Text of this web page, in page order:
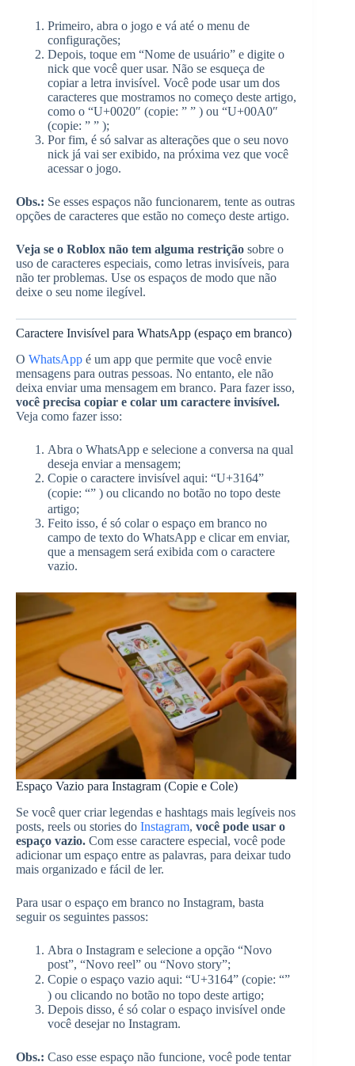
Primeiro, abra o jogo e vá até o menu de
configurações;
Depois, toque em “Nome de usuário” e digite o
nick que você quer usar. Não se esqueça de
copiar a letra invisível. Você pode usar um dos
caracteres que mostramos no começo deste artigo,
como o “U+0020″ (copie: ” ” ) ou “U+00A0″
(copie: ” ” );
Por fim, é só salvar as alterações que o seu novo
nick já vai ser exibido, na próxima vez que você
acessar o jogo.
Obs.: Se esses espaços não funcionarem, tente as outras
opções de caracteres que estão no começo deste artigo.
Veja se o Roblox não tem alguma restrição sobre o
uso de caracteres especiais, como letras invisíveis, para
não ter problemas. Use os espaços de modo que não
deixe o seu nome ilegível.
Caractere Invisível para WhatsApp (espaço em branco)
O WhatsApp é um app que permite que você envie
mensagens para outras pessoas. No entanto, ele não
deixa enviar uma mensagem em branco. Para fazer isso,
você precisa copiar e colar um caractere invisível.
Veja como fazer isso:
Abra o WhatsApp e selecione a conversa na qual
deseja enviar a mensagem;
Copie o caractere invisível aqui: “U+3164”
(copie: “ㅤ” ) ou clicando no botão no topo deste
artigo;
Feito isso, é só colar o espaço em branco no
campo de texto do WhatsApp e clicar em enviar,
que a mensagem será exibida com o caractere
vazio.
Espaço Vazio para Instagram (Copie e Cole)
Se você quer criar legendas e hashtags mais legíveis nos
posts, reels ou stories do Instagram, você pode usar o
espaço vazio. Com esse caractere especial, você pode
adicionar um espaço entre as palavras, para deixar tudo
mais organizado e fácil de ler.
Para usar o espaço em branco no Instagram, basta
seguir os seguintes passos:
Abra o Instagram e selecione a opção “Novo
post”, “Novo reel” ou “Novo story”;
Copie o espaço vazio aqui: “U+3164” (copie: “ㅤ”
) ou clicando no botão no topo deste artigo;
Depois disso, é só colar o espaço invisível onde
você desejar no Instagram.
Obs.: Caso esse espaço não funcione, você pode tentar